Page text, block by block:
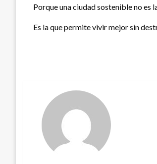
Porque una ciudad sostenible no es
Es la que permite vivir mejor sin